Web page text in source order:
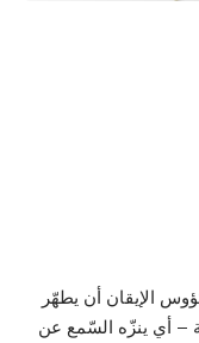
الإيقان أن يطهّر
– أي ينزّه السّمع عن